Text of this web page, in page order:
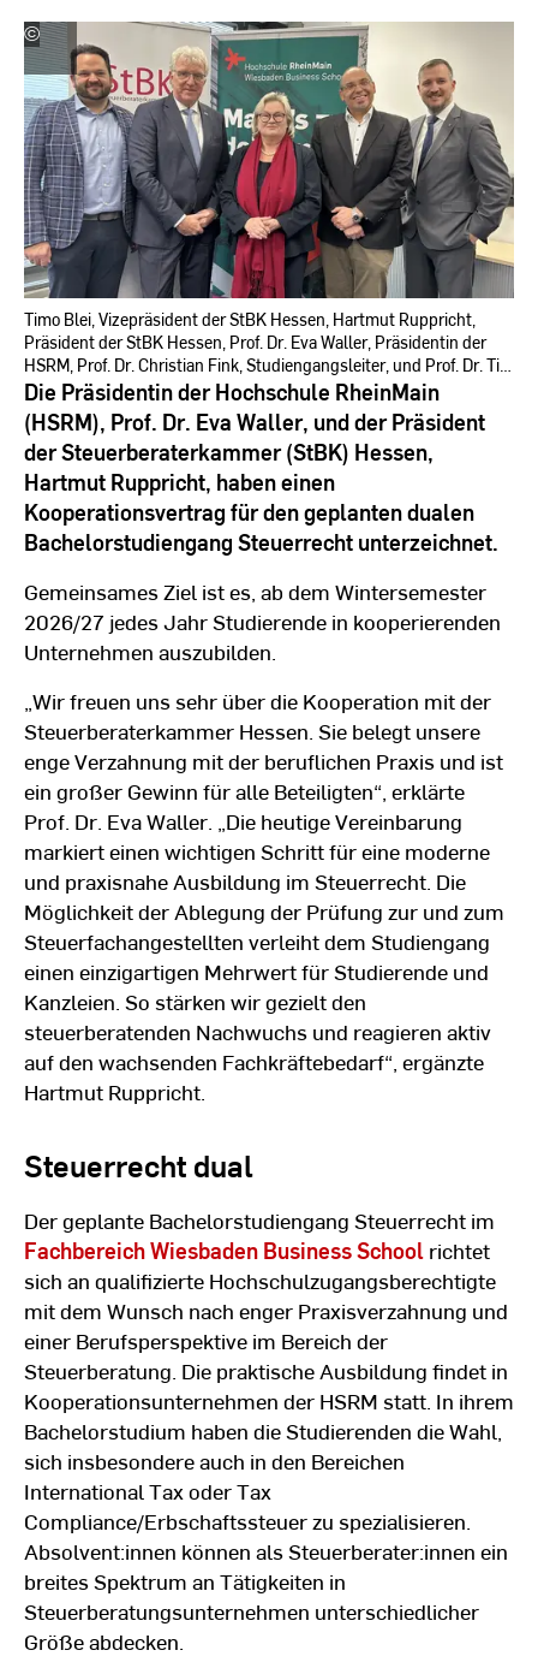
©
Hochschule
RheinMain
Timo Blei, Vizepräsident der StBK Hessen, Hartmut Ruppricht,
Präsident der StBK Hessen, Prof. Dr. Eva Waller, Präsidentin der
HSRM, Prof. Dr. Christian Fink, Studiengangsleiter, und Prof. Dr. Till
Dannewald, Dekan des Fachbereichs Wiesbaden Businesss School
der HSRM.
Die Präsidentin der Hochschule RheinMain
(HSRM), Prof. Dr. Eva Waller, und der Präsident
der Steuerberaterkammer (StBK) Hessen,
Hartmut Ruppricht, haben einen
Kooperationsvertrag für den geplanten dualen
Bachelorstudiengang Steuerrecht unterzeichnet.
Gemeinsames Ziel ist es, ab dem Wintersemester
2026/27 jedes Jahr Studierende in kooperierenden
Unternehmen auszubilden.
„Wir freuen uns sehr über die Kooperation mit der
Steuerberaterkammer Hessen. Sie belegt unsere
enge Verzahnung mit der beruflichen Praxis und ist
ein großer Gewinn für alle Beteiligten“, erklärte
Prof. Dr. Eva Waller. „Die heutige Vereinbarung
markiert einen wichtigen Schritt für eine moderne
und praxisnahe Ausbildung im Steuerrecht. Die
Möglichkeit der Ablegung der Prüfung zur und zum
Steuerfachangestellten verleiht dem Studiengang
einen einzigartigen Mehrwert für Studierende und
Kanzleien. So stärken wir gezielt den
steuerberatenden Nachwuchs und reagieren aktiv
auf den wachsenden Fachkräftebedarf“, ergänzte
Hartmut Ruppricht.
Steuerrecht dual
Der geplante Bachelorstudiengang Steuerrecht im
Fachbereich Wiesbaden Business School richtet
sich an qualifizierte Hochschulzugangsberechtigte
mit dem Wunsch nach enger Praxisverzahnung und
einer Berufsperspektive im Bereich der
Steuerberatung. Die praktische Ausbildung findet in
Kooperationsunternehmen der HSRM statt. In ihrem
Bachelorstudium haben die Studierenden die Wahl,
sich insbesondere auch in den Bereichen
International Tax oder Tax
Compliance/Erbschaftssteuer zu spezialisieren.
Absolvent:innen können als Steuerberater:innen ein
breites Spektrum an Tätigkeiten in
Steuerberatungsunternehmen unterschiedlicher
Größe abdecken.